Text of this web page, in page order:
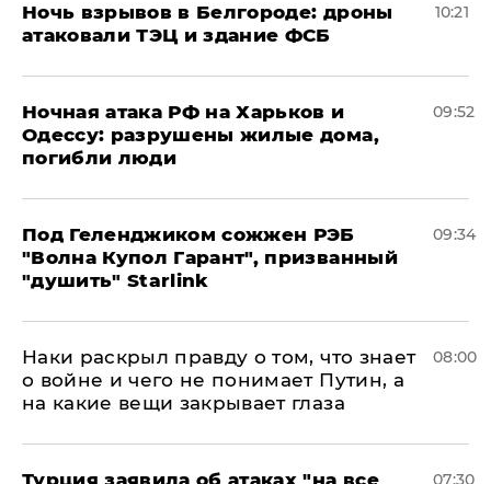
​Ночь взрывов в Белгороде: дроны
атаковали ТЭЦ и здание ФСБ
10:21
​Ночная атака РФ на Харьков и
Одессу: разрушены жилые дома,
погибли люди
09:52
Под Геленджиком сожжен РЭБ
"Волна Купол Гарант", призванный
"душить" Starlink
09:34
Наки раскрыл правду о том, что знает
о войне и чего не понимает Путин, а
на какие вещи закрывает глаза
08:00
Турция заявила об атаках "на все 07:30